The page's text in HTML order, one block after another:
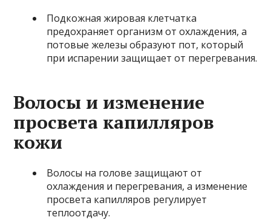
Подкожная жировая клетчатка
предохраняет организм от охлаждения, а
потовые железы образуют пот, который
при испарении защищает от перегревания.
Волосы и изменение
просвета капилляров
кожи
Волосы на голове защищают от
охлаждения и перегревания, а изменение
просвета капилляров регулирует
теплоотдачу.